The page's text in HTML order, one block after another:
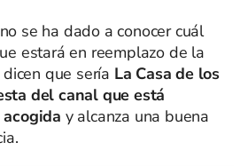
se ha dado a conocer cuál
estará en reemplazo de la
que sería La Casa de los
del canal que está
y alcanza una buena